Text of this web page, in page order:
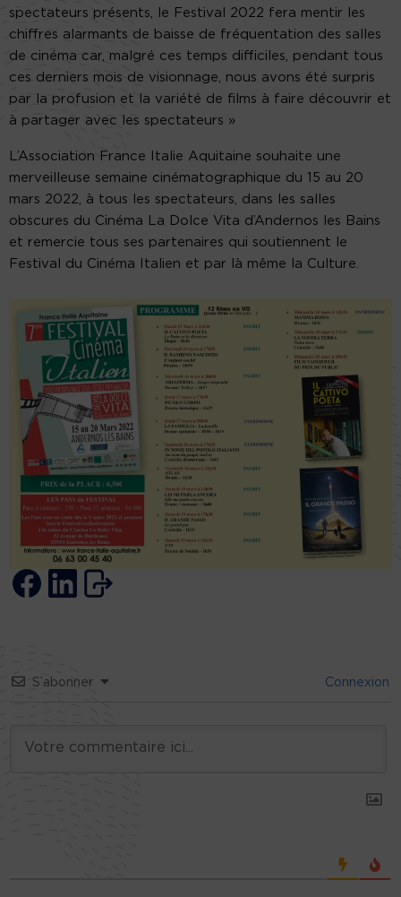
spectateurs présents, le Festival 2022 fera mentir les
chiffres alarmants de baisse de fréquentation des salles
de cinéma car, malgré ces temps difficiles, pendant tous
ces derniers mois de visionnage, nous avons été surpris
par la profusion et la variété de films à faire découvrir et
à partager avec les spectateurs »
L’Association France Italie Aquitaine souhaite une
merveilleuse semaine cinématographique du 15 au 20
mars 2022, à tous les spectateurs, dans les salles
obscures du Cinéma La Dolce Vita d’Andernos les Bains
et remercie tous ses partenaires qui soutiennent le
Festival du Cinéma Italien et par là même la Culture.
S’abonner Connexion